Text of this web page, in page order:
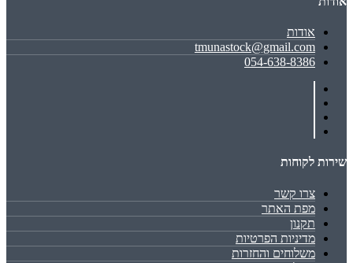
אודות
tmunastock@gmail.com
054-638-8386
שירות לקוחות
צרו קשר
מפת האתר
תקנון
מדיניות הפרטיות
משלוחים והחזרות